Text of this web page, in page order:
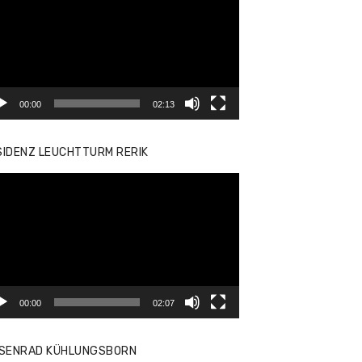
00:00 02:13
LEUCHTTURM RERIK
00:00 02:07
KÜHLUNGSBORN